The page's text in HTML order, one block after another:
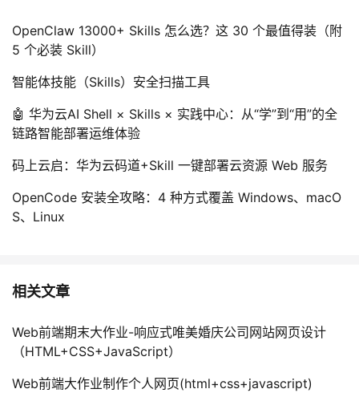
OpenClaw 13000+ Skills 怎么选？这 30 个最值得装（附
5 个必装 Skill）
智能体技能（Skills）安全扫描工具
🤖 华为云AI Shell × Skills × 实践中心：从“学”到“用”的全
链路智能部署运维体验
码上云启：华为云码道+Skill 一键部署云资源 Web 服务
OpenCode 安装全攻略：4 种方式覆盖 Windows、macO
S、Linux
相关文章
Web前端期末大作业-响应式唯美婚庆公司网站网页设计
（HTML+CSS+JavaScript）
Web前端大作业制作个人网页(html+css+javascript)